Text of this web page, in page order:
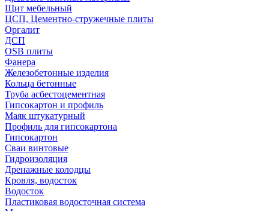
Щит мебельный
ЦСП, Цементно-стружечные плиты
Оргалит
ДСП
OSB плиты
Фанера
Железобетонные изделия
Кольца бетонные
Труба асбестоцементная
Гипсокартон и профиль
Маяк штукатурный
Профиль для гипсокартона
Гипсокартон
Сваи винтовые
Гидроизоляция
Дренажные колодцы
Кровля, водосток
Водосток
Пластиковая водосточная система